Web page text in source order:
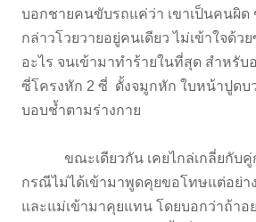
บอกชายคนขับรถแค่ว่า เขาเป็นคนผิ
กล่าวโวยวายอยู่คนเดียว ไม่เข้าใจด้
อะไร จนเข้ามาทำร้ายในที่สุด สำหรับ
ซี่โครงหัก 2 ซี่ ดั้งจมูกหัก ใบหน้าปูดบ
บอบช้ำตามร่างกาย
ขณะเดียวกัน เคยไกล่เกลี่ยกับคู่
กรณีไม่ได้เข้ามาพูดคุยขอโทษแต่อย่า
และแม่เข้ามาคุยแทน โดยบอกว่าถ้าอ